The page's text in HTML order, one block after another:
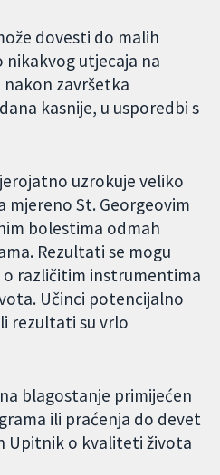
dovesti do malih
nikakvog utjecaja na
završetka
kasnije, u usporedbi s
uzrokuje veliko
mjereno St. Georgeovim
bolestima odmah
Rezultati se mogu
različitim instrumentima
Učinci potencijalno
rezultati su vrlo
blagostanje primijećen
ili praćenja do devet
Upitnik o kvaliteti života